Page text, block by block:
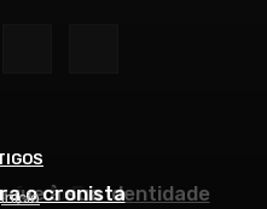
do Eu
à sua identidade
o cronista
Início